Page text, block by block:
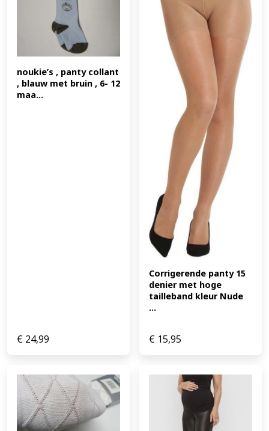
noukie’s , panty collant
, blauw met bruin , 6- 12
maa...
€ 24,99
Corrigerende panty 15
denier met hoge
tailleband kleur Nude
...
€ 15,95